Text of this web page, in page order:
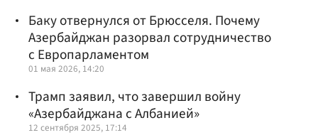
Баку отвернулся от Брюсселя. Почему
Азербайджан разорвал сотрудничество
с Европарламентом
01 мая 2026, 14:20
Трамп заявил, что завершил войну
«Азербайджана с Албанией»
12 сентября 2025, 17:14